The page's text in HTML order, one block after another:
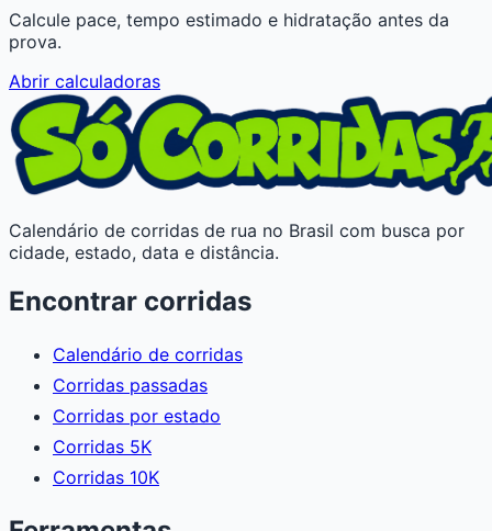
Calcule pace, tempo estimado e hidratação antes da
prova.
Abrir calculadoras
Calendário de corridas de rua no Brasil com busca por
cidade, estado, data e distância.
Encontrar corridas
Calendário de corridas
Corridas passadas
Corridas por estado
Corridas 5K
Corridas 10K